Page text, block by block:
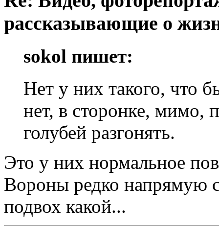
рассказывающие о
sokol пишет:
Нет у них такого, что
нет, в сторонке, мимо,
голубей разгонять.
Это у них нормальное
Вороны редко напрямую
подвох какой...